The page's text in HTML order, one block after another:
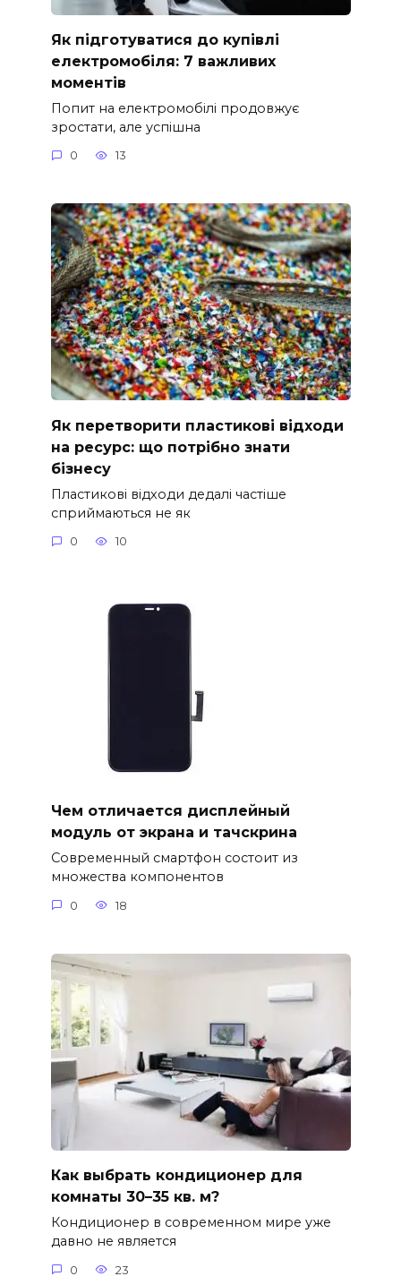
Як підготуватися до купівлі
електромобіля: 7 важливих
моментів
Попит на електромобілі продовжує
зростати, але успішна
0 13
Як перетворити пластикові відходи
на ресурс: що потрібно знати
бізнесу
Пластикові відходи дедалі частіше
сприймаються не як
0 10
Чем отличается дисплейный
модуль от экрана и тачскрина
Современный смартфон состоит из
множества компонентов
0 18
Как выбрать кондиционер для
комнаты 30–35 кв. м?
Кондиционер в современном мире уже
давно не является
0 23